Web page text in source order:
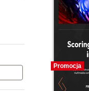
Promocja